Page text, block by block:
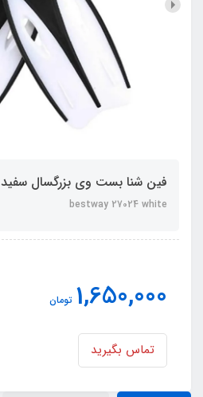
فین شنا بست وی بزرگسال سفید
bestway 27024 white
1,650,000 تومان
تماس بگیرید